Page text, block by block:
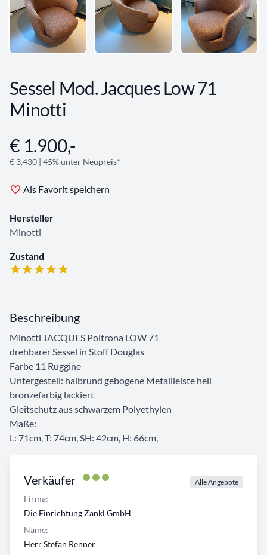
Sessel Mod. Jacques Low 71
Minotti
Angebotsinformationen
€ 1.900,-
€ 3.430 | 45% unter Neupreis*
Als Favorit speichern
Hersteller
Minotti
Zustand
Verkäufer Alle Angebote
Firma:
Die Einrichtung Zankl GmbH
Name:
Herr Stefan Renner
Beschreibung
Minotti JACQUES Poltrona LOW 71
drehbarer Sessel in Stoff Douglas
Farbe 11 Ruggine
Untergestell: halbrund gebogene Metallleiste hell
bronzefarbig lackiert
Gleitschutz aus schwarzem Polyethylen
Maße:
L: 71cm, T: 74cm, SH: 42cm, H: 66cm,